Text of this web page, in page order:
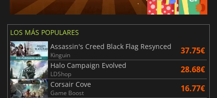
LOS MÁS POPULARES
Assassin's Creed Black Flag Resynced
Kinguin 37.75€
Halo Campaign Evolved
LDShop 28.68€
Corsair Cove
Game Boost 16.77€